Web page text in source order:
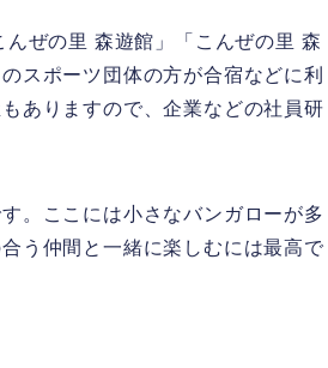
ぜの里 森遊館」「こんぜの里 森
スポーツ団体の方が合宿などに利
ありますので、企業などの社員研
。ここには小さなバンガローが多
う仲間と一緒に楽しむには最高で